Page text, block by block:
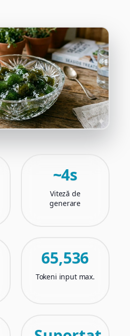
~4s
Viteză de
generare
65,536
Tokeni input max.